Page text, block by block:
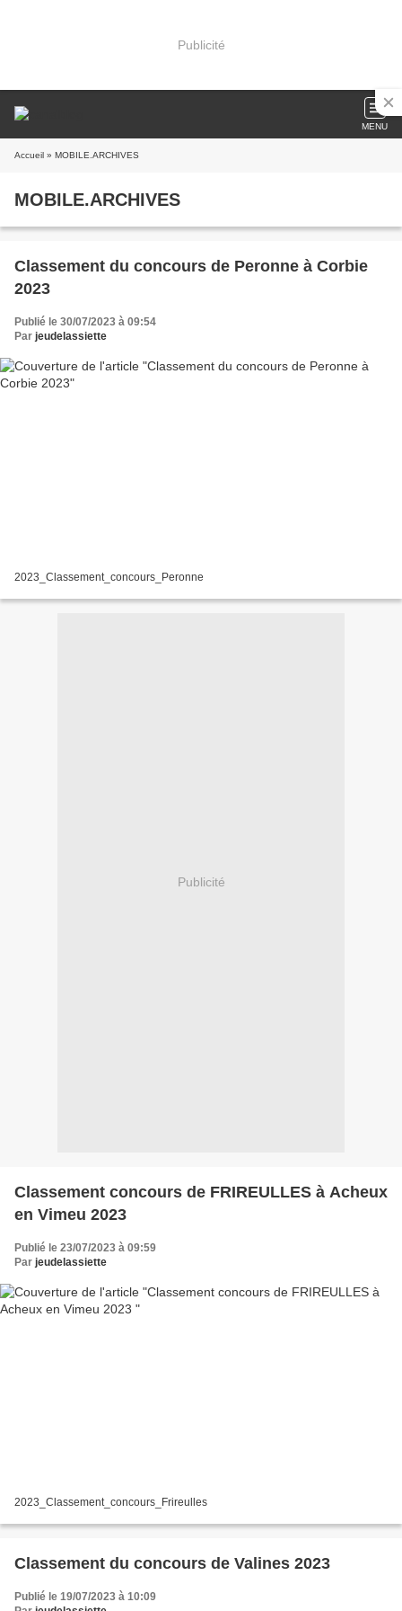
Publicité
MENU
Accueil » MOBILE.ARCHIVES
MOBILE.ARCHIVES
Classement du concours de Peronne à Corbie
2023
Publié le 30/07/2023 à 09:54
Par jeudelassiette
2023_Classement_concours_Peronne
Publicité
Classement concours de FRIREULLES à Acheux
en Vimeu 2023
Publié le 23/07/2023 à 09:59
Par jeudelassiette
2023_Classement_concours_Frireulles
Classement du concours de Valines 2023
Publié le 19/07/2023 à 10:09